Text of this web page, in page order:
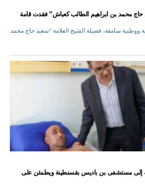
حاج محمد بن ابراهيم الطالب كعباش” فقدت قامة
ووطنية سامقة، فضيلة الشيخ العلامة "سعيد حاج محمد
إلى مستشفى بن باديس بقسنطينة ويطمئن على